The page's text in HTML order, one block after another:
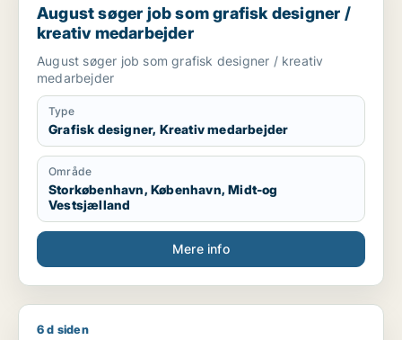
August søger job som grafisk designer /
kreativ medarbejder
August søger job som grafisk designer / kreativ
medarbejder
Type
Grafisk designer, Kreativ medarbejder
Område
Storkøbenhavn, København, Midt-og
Vestsjælland
Mere info
Yordanks søger job som marketingmedarbejder / sælger /
6 d siden